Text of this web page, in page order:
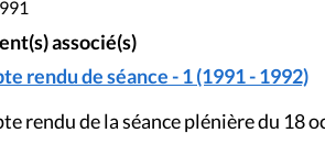
associé(s)
rendu de séance - 1 (1991 - 1992)
rendu de la séance plénière du 18